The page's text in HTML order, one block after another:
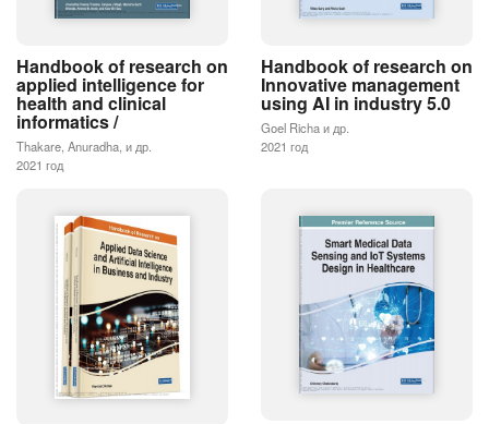
Handbook of research on
applied intelligence for
health and clinical
informatics /
Thakare, Anuradha, и др.
2021 год
Handbook of research on
Innovative management
using AI in industry 5.0
Goel Richa и др.
2021 год